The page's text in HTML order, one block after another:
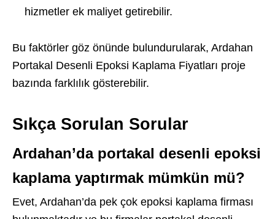
hizmetler ek maliyet getirebilir.
Bu faktörler göz önünde bulundurularak, Ardahan
Portakal Desenli Epoksi Kaplama Fiyatları proje
bazında farklılık gösterebilir.
Sıkça Sorulan Sorular
Ardahan’da portakal desenli epoksi
kaplama yaptırmak mümkün mü?
Evet, Ardahan’da pek çok epoksi kaplama firması